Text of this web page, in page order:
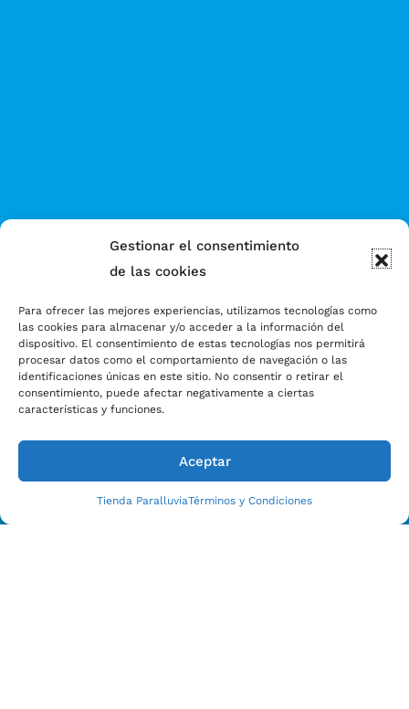
Gestionar el consentimiento
de las cookies
Para ofrecer las mejores experiencias, utilizamos tecnologías como
las cookies para almacenar y/o acceder a la información del
dispositivo. El consentimiento de estas tecnologías nos permitirá
procesar datos como el comportamiento de navegación o las
identificaciones únicas en este sitio. No consentir o retirar el
consentimiento, puede afectar negativamente a ciertas
características y funciones.
Aceptar
Tienda ParalluviaTérminos y Condiciones
Estamos Para Ayudarle
CONTACTO CON NOSOTROS HOY